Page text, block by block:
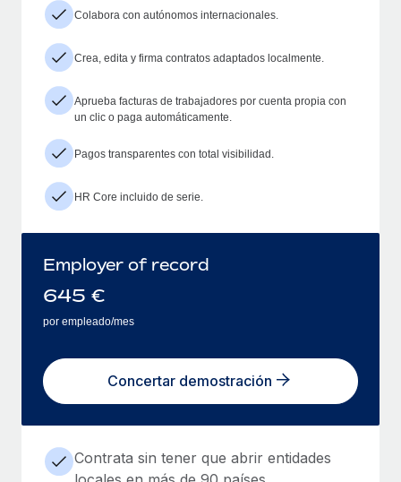
Colabora con autónomos internacionales.
Crea, edita y firma contratos adaptados localmente.
Aprueba facturas de trabajadores por cuenta propia con
un clic o paga automáticamente.
Pagos transparentes con total visibilidad.
HR Core incluido de serie.
Employer of record
645 €
por empleado/mes
Concertar demostración
Contrata sin tener que abrir entidades